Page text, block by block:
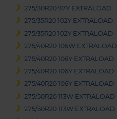
275/30R20 97Y EXTRALOAD
275/35R20 102Y EXTRALOAD
275/35R20 102Y EXTRALOAD
275/40R20 106W EXTRALOAD
275/40R20 106Y EXTRALOAD
275/40R20 106Y EXTRALOAD
275/40R20 106Y EXTRALOAD
275/50R20 113W EXTRALOAD
275/50R20 113W EXTRALOAD